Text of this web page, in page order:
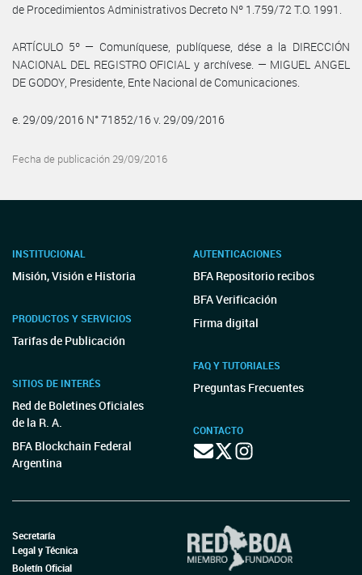
de Procedimientos Administrativos Decreto Nº 1.759/72 T.O. 1991.
ARTÍCULO 5º — Comuníquese, publíquese, dése a la DIRECCIÓN
NACIONAL DEL REGISTRO OFICIAL y archívese. — MIGUEL ANGEL
DE GODOY, Presidente, Ente Nacional de Comunicaciones.
e. 29/09/2016 N° 71852/16 v. 29/09/2016
Fecha de publicación 29/09/2016
INSTITUCIONAL
Misión, Visión e Historia
PRODUCTOS Y SERVICIOS
Tarifas de Publicación
SITIOS DE INTERÉS
Red de Boletines Oficiales
de la R. A.
BFA Blockchain Federal
Argentina
AUTENTICACIONES
BFA Repositorio recibos
BFA Verificación
Firma digital
FAQ Y TUTORIALES
Preguntas Frecuentes
CONTACTO
Secretaría
Legal y Técnica
Boletín Oficial